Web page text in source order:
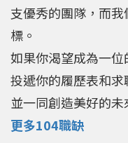
支優秀的團隊，而
標。
如果你渴望成為一
投遞你的履歷表和求
並一同創造美好的未
更多104職缺